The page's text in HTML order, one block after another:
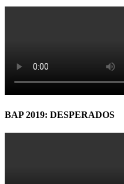
BAP 2019: DESPERADOS